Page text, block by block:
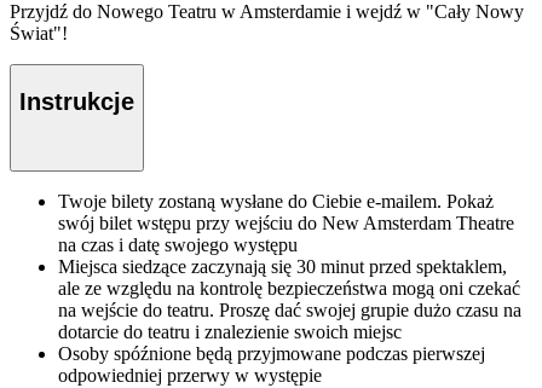
Przyjdź do Nowego Teatru w Amsterdamie i wejdź w "Cały Nowy
Świat"!
Instrukcje
Twoje bilety zostaną wysłane do Ciebie e-mailem. Pokaż
swój bilet wstępu przy wejściu do New Amsterdam Theatre
na czas i datę swojego występu
Miejsca siedzące zaczynają się 30 minut przed spektaklem,
ale ze względu na kontrolę bezpieczeństwa mogą oni czekać
na wejście do teatru. Proszę dać swojej grupie dużo czasu na
dotarcie do teatru i znalezienie swoich miejsc
Osoby spóźnione będą przyjmowane podczas pierwszej
odpowiedniej przerwy w występie